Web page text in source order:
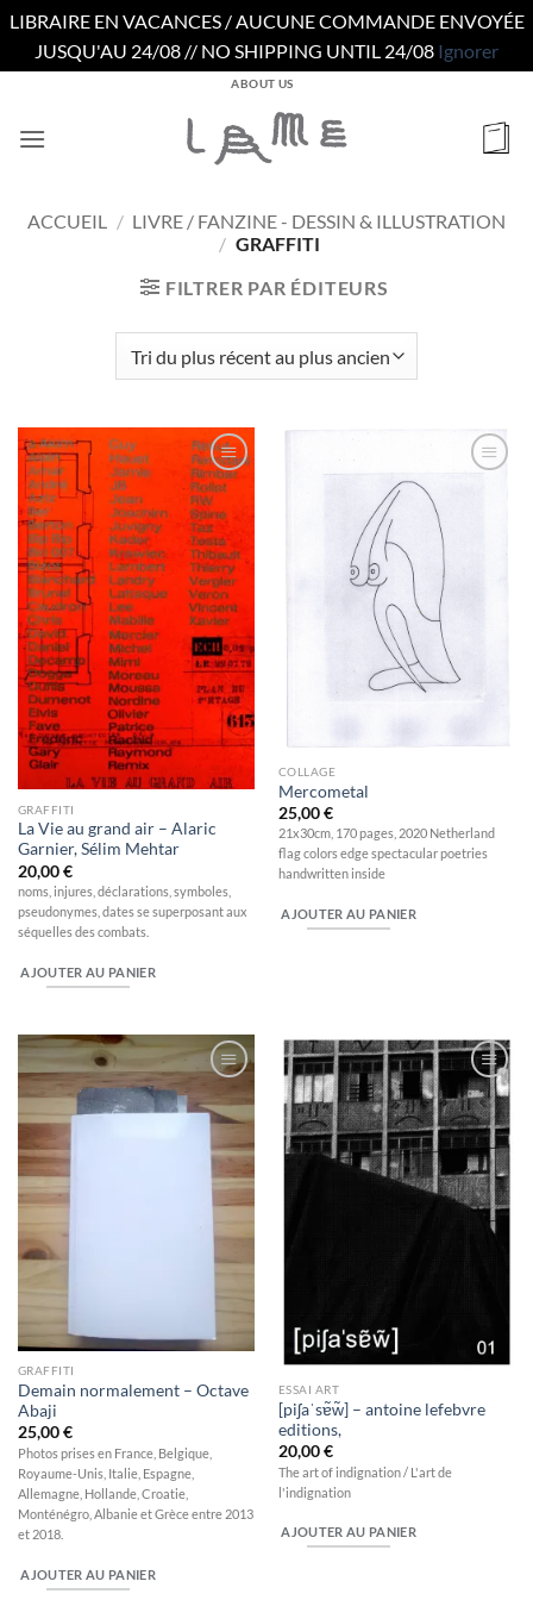
LIBRAIRE EN VACANCES / AUCUNE COMMANDE ENVOYÉE
JUSQU'AU 24/08 // NO SHIPPING UNTIL 24/08 Ignorer
contenu
ABOUT US
ACCUEIL / LIVRE / FANZINE - DESSIN & ILLUSTRATION
/ GRAFFITI
FILTRER PAR ÉDITEURS
Ajouter
à la
wishlist
GRAFFITI
La Vie au grand air – Alaric
Garnier, Sélim Mehtar
20,00€
noms, injures, déclarations, symboles,
pseudonymes, dates se superposant aux
séquelles des combats.
AJOUTER AU PANIER
COLLAGE
Mercometal
25,00€
21x30cm, 170 pages, 2020 Netherland
flag colors edge spectacular poetries
handwritten inside
AJOUTER AU PANIER
Ajouter
à la
wishlist
GRAFFITI
Demain normalement – Octave
Abaji
25,00€
Photos prises en France, Belgique,
Royaume-Unis, Italie, Espagne,
Allemagne, Hollande, Croatie,
Monténégro, Albanie et Grèce entre 2013
et 2018.
AJOUTER AU PANIER
Ajouter
à la
wishlist
ESSAI ART
[piʃaˈsɐ̃w̃] – antoine lefebvre
editions,
20,00€
The art of indignation / L'art de
l'indignation
AJOUTER AU PANIER